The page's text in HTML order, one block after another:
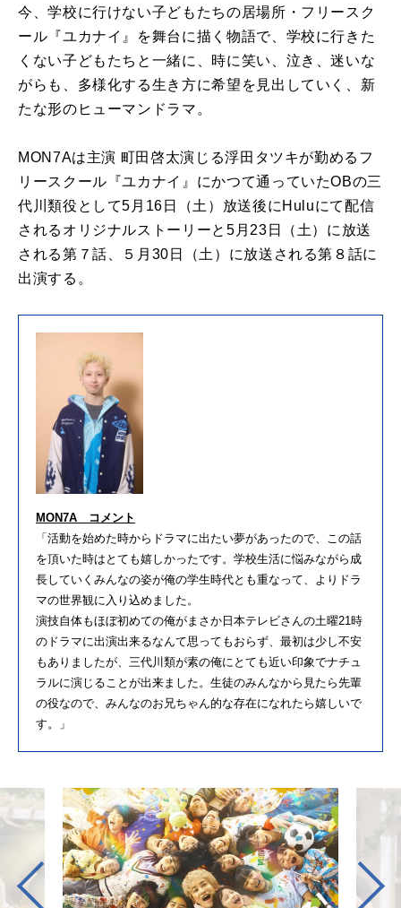
今、学校に行けない子どもたちの居場所・フリースク
ール『ユカナイ』を舞台に描く物語で、学校に行きた
くない子どもたちと一緒に、時に笑い、泣き、迷いな
がらも、多様化する生き方に希望を見出していく、新
たな形のヒューマンドラマ。
MON7Aは主演 町田啓太演じる浮田タツキが勤めるフ
リースクール『ユカナイ』にかつて通っていたOBの三
代川類役として5月16日（土）放送後にHuluにて配信
されるオリジナルストーリーと5月23日（土）に放送
される第７話、５月30日（土）に放送される第８話に
出演する。
MON7A コメント
「活動を始めた時からドラマに出たい夢があったので、この話
を頂いた時はとても嬉しかったです。学校生活に悩みながら成
長していくみんなの姿が俺の学生時代とも重なって、よりドラ
マの世界観に入り込めました。
演技自体もほぼ初めての俺がまさか日本テレビさんの土曜21時
のドラマに出演出来るなんて思ってもおらず、最初は少し不安
もありましたが、三代川類が素の俺にとても近い印象でナチュ
ラルに演じることが出来ました。生徒のみんなから見たら先輩
の役なので、みんなのお兄ちゃん的な存在になれたら嬉しいで
す。」